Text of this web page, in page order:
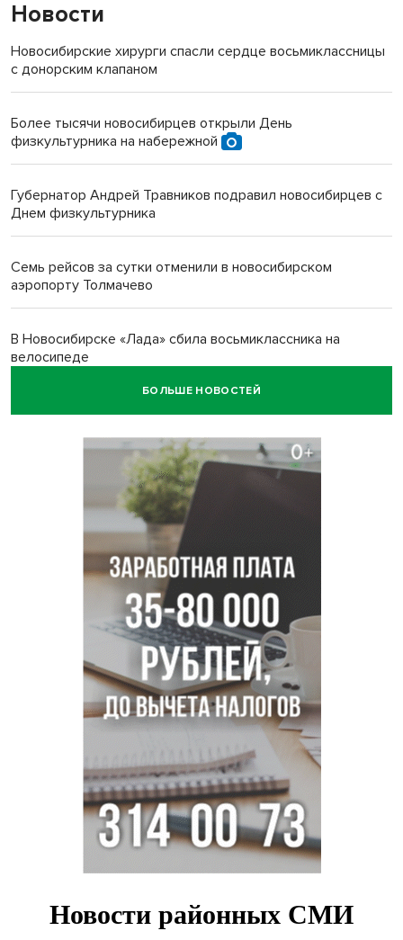
Новости
Новосибирские хирурги спасли сердце восьмиклассницы
с донорским клапаном
Более тысячи новосибирцев открыли День
физкультурника на набережной
Губернатор Андрей Травников подравил новосибирцев с
Днем физкультурника
Семь рейсов за сутки отменили в новосибирском
аэропорту Толмачево
В Новосибирске «Лада» сбила восьмиклассника на
велосипеде
БОЛЬШЕ НОВОСТЕЙ